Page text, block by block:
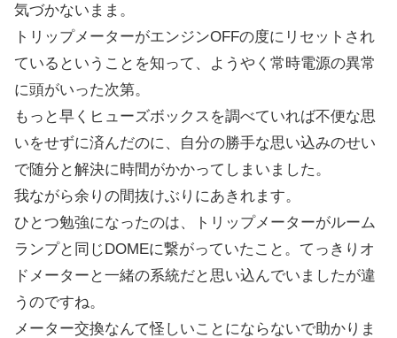
気づかないまま。
トリップメーターがエンジンOFFの度にリセットされ
ているということを知って、ようやく常時電源の異常
に頭がいった次第。
もっと早くヒューズボックスを調べていれば不便な思
いをせずに済んだのに、自分の勝手な思い込みのせい
で随分と解決に時間がかかってしまいました。
我ながら余りの間抜けぶりにあきれます。
ひとつ勉強になったのは、トリップメーターがルーム
ランプと同じDOMEに繋がっていたこと。てっきりオ
ドメーターと一緒の系統だと思い込んでいましたが違
うのですね。
メーター交換なんて怪しいことにならないで助かりま